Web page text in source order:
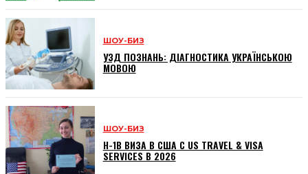
ШОУ-БИЗ
УЗД ПОЗНАНЬ: ДІАГНОСТИКА УКРАЇНСЬКОЮ
МОВОЮ
ШОУ-БИЗ
H-1B ВИЗА В США С US TRAVEL & VISA
SERVICES В 2026